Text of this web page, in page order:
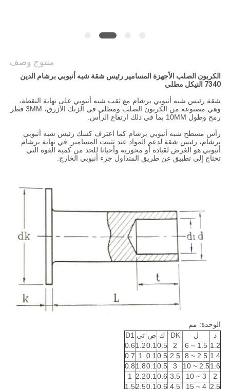
منتوج وصف
الكربون الصلب الأجهزة المسامير رئيس شقة شبه أنبوبي برشام الدين
7340 النيكل مطلي
شقة رئيس شبه أنبوبي برشام مع ثقب شبه أنبوبي على نهاية النقطة،
وهي مصنوعة من الكربون الصلب ومطلي في الزنك الأزرق، 3MM قطر
رمح وطول 10MM بما في ذلك ارتفاع الرأس.
رأس مسطح شبه أنبوبي برشام كما اعترف كسك رئيس شبه أنبوبي
برشام، رئيس شقة لدعم المواد عند تثبيت المسامير. في نهاية برشام
أنبوبي هو الغرض لقيادة أو محورية وأحيانا للحد من كمية القوة التي
تحتاج إلى تطبيق عن طريق المتداول جزء أنبوبي الخارج.
الوحدة: مم
د
ل DK ك ص تي D1
1.2
1.5 ~ 6
2
0.5
0.1
1.2
0.6
1.4
2.5 ~ 8
2.5
0.5
0.1
1
0.7
1.6
2.5 ~ 10
3
0.5
0.1
1.8
0.8
2
3 ~ 10
3.5
0.6
0.1
2.2
1
2.5
4 ~ 15
4.5
0.6
0.1
2.5
1.5